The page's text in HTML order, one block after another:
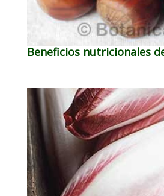
Beneficios nutricionales